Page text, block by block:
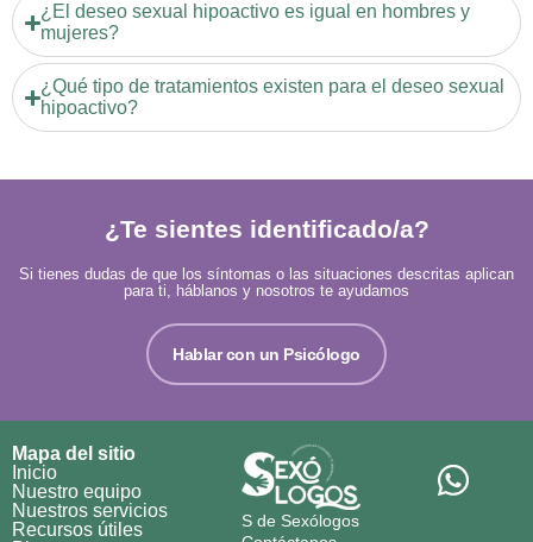
¿El deseo sexual hipoactivo es igual en hombres y
mujeres?
¿Qué tipo de tratamientos existen para el deseo sexual
hipoactivo?
¿Te sientes identificado/a?
Si tienes dudas de que los síntomas o las situaciones descritas aplican
para ti, háblanos y nosotros te ayudamos
Hablar con un Psicólogo
Mapa del sitio
Inicio
Nuestro equipo
Nuestros servicios
Recursos útiles
S de Sexólogos